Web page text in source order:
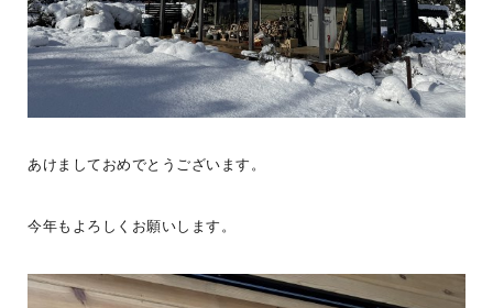
大人の、こころ遊ぶ時間。7月31日(金)夏の日のWork shopを開催し
つぎつぎお知らせしていきます。
#ログログを見る
あけましておめでとうございます。
今年もよろしくお願いします。